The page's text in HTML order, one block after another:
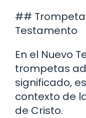
##
Testamento
En el Nuevo
trompetas
significado,
contexto de
de Cristo.